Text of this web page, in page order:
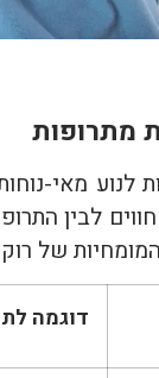
מתרופות
לנוע מאי-
לבין
של
דוגמה